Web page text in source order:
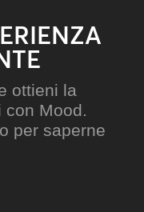
ottieni la
con Mood.
per saperne